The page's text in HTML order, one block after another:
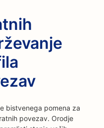
bistvenega pomena za
povezav. Orodje